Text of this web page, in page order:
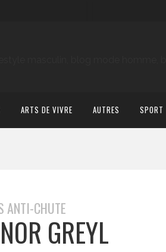
ARTS DE VIVRE AUTRES SPORT
ANTI-CHUTE
GREYL